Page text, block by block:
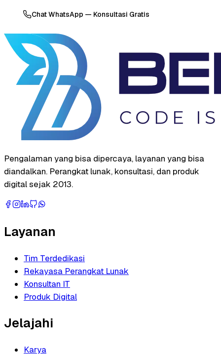
Chat WhatsApp — Konsultasi Gratis
Pengalaman yang bisa dipercaya, layanan yang bisa
diandalkan. Perangkat lunak, konsultasi, dan produk
digital sejak 2013.
Layanan
Tim Terdedikasi
Rekayasa Perangkat Lunak
Konsultan IT
Produk Digital
Jelajahi
Karya